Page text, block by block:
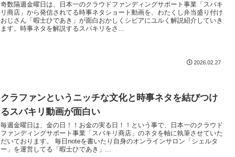
奇数隔週金曜日は、日本一のクラウドファンディングサポート事業「スバキ
リ商店」から発信されてる時事ネタショート動画を、わたくし弁当盛り付け
おじさん「暇士ひであき」が面白おかしくシビアにユルく解説紹介していき
ます。時事ネタを解説するスバキリをさ...
2026.02.27
クラファンというニッチな文化と時事ネタを結びつけ
るスバキリ動画が面白い
毎週金曜日は、金の日！！お金の実る日！！という事で、日本一のクラウド
ファンディングサポート事業「スバキリ商店」のネタを軸に執筆させていた
だいております。 毎日noteを書いたり自身のオンラインサロン「シェルタ
ー」を運営してる「暇士ひであき」...